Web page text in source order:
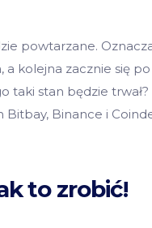
powtarzane.
a kolejna zacznie się
taki stan będzie
Binance i
to zrobić!